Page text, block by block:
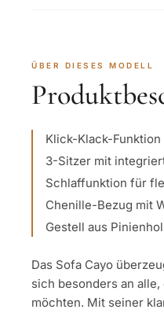
ÜBER DIESES MODELL
Klick-Klack-
3-Sitzer mit
Schlaffunktion für
Chenille-Bezug mit
Gestell aus
Das Sofa Cayo
sich besonders an
möchten. Mit seiner